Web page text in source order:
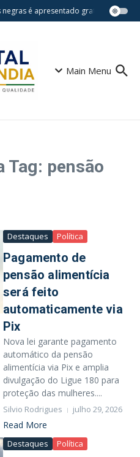
é apresentado gratuitamente
Main Menu
Tag: pensão
Destaques Política
Pagamento de
pensão alimentícia
será feito
automaticamente via
Pix
Nova lei garante pagamento
automático da pensão
alimentícia via Pix e amplia
divulgação do Ligue 180 para
proteção das mulheres....
Silvio Rodrigues julho 29, 2026
Read More
Destaques Política